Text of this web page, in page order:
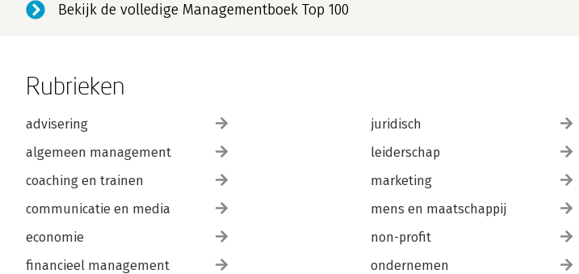
Bekijk de volledige Managementboek Top 100
Rubrieken
advisering
algemeen management
coaching en trainen
communicatie en media
economie
financieel management
juridisch
leiderschap
marketing
mens en maatschappij
non-profit
ondernemen